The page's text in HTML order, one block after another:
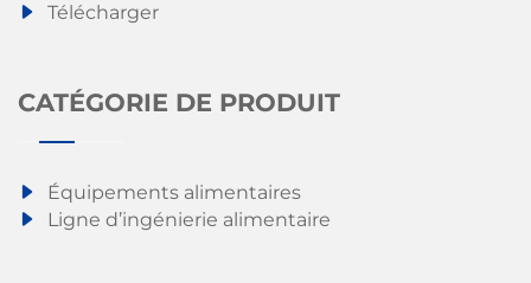
Télécharger
CATÉGORIE DE PRODUIT
Équipements alimentaires
Ligne d’ingénierie alimentaire